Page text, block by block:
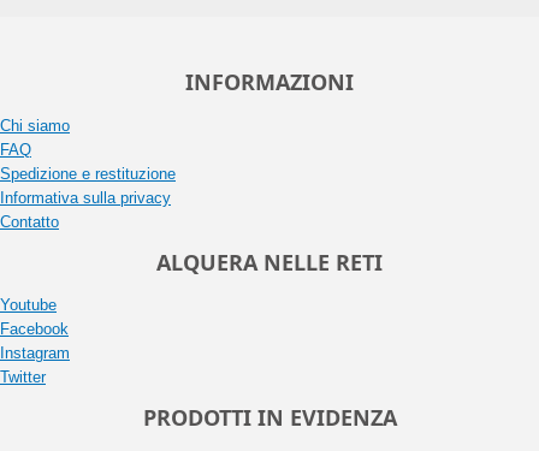
INFORMAZIONI
Chi siamo
FAQ
Spedizione e restituzione
Informativa sulla privacy
Contatto
ALQUERA NELLE RETI
Youtube
Facebook
Instagram
Twitter
PRODOTTI IN EVIDENZA